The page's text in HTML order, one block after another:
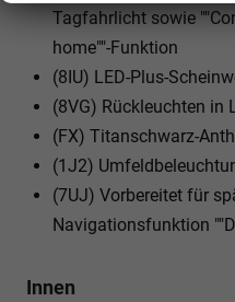
Tagfahrlicht sowie
home""-Funktion
(8IU) LED-Plus-
(8VG) Rückleuchten in
(FX) Titanschwarz-
(1J2)
(7UJ) Vorbereitet für
Navigationsfunktion
Innen